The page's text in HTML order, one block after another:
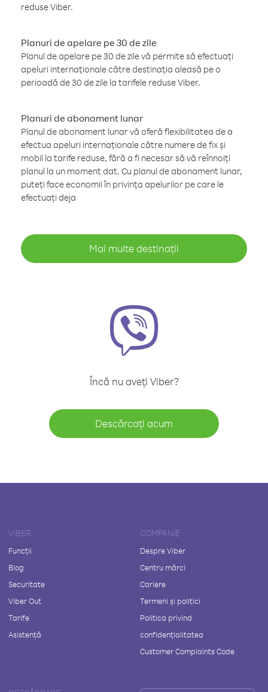
reduse Viber.
Planuri de apelare pe 30 de zile
Planul de apelare pe 30 de zile vă permite să efectuați
apeluri internaționale către destinația aleasă pe o
perioadă de 30 de zile la tarifele reduse Viber.
Planuri de abonament lunar
Planul de abonament lunar vă oferă flexibilitatea de a
efectua apeluri internaționale către numere de fix și
mobil la tarife reduse, fără a fi necesar să vă reînnoiți
planul la un moment dat. Cu planul de abonament lunar,
puteți face economii în privința apelurilor pe care le
efectuați deja
Mai multe destinații
Încă nu aveți Viber?
Descărcați acum
VIBER
Funcții
Blog
Securitate
Viber Out
Tarife
Asistență
COMPANIE
Despre Viber
Centru mărci
Cariere
Termeni și politici
Politica privind
confidențialitatea
Customer Complaints Code